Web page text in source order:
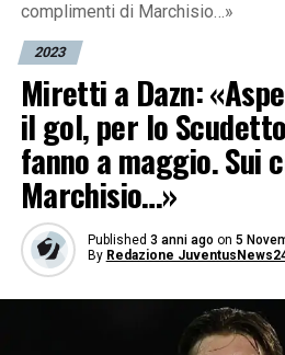
complimenti di Marchisio…»
2023
Miretti a Dazn:
il gol, per lo
fanno a maggio. Sui
Marchisio…»
Published 3 anni ago on 5
By Redazione